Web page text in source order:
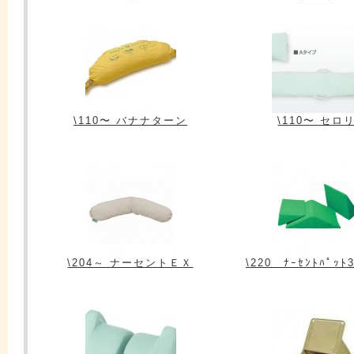
\110〜 バナナターン \110〜 セロ
\204～ ナーセントＥＸ \220 ﾅｰｾﾝﾄﾊﾟｯﾄ